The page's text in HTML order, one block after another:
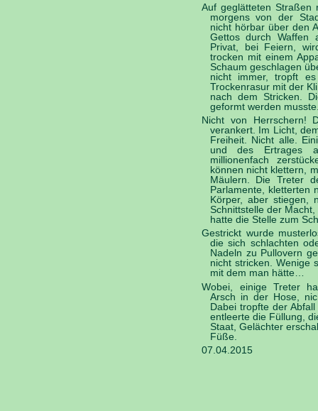
Auf geglätteten Straßen
morgens von der
nicht hörbar über den
Gettos durch Waffen
Privat, bei Feiern,
trocken mit einem
Schaum geschlagen
nicht immer, tropft
Trockenrasur mit der
nach dem Stricken.
geformt werden
Nicht von Herrschern!
verankert. Im Licht,
Freiheit. Nicht alle.
und des Ertrages
millionenfach
können nicht klettern,
Mäulern. Die Treter
Parlamente, kletterten
Körper, aber stiegen,
Schnittstelle der
hatte die Stelle zum
Gestrickt wurde
die sich schlachten
Nadeln zu Pullovern
nicht stricken. Wenige
mit dem man hätte…
Wobei, einige Treter
Arsch in der Hose,
Dabei tropfte der
entleerte die Füllung,
Staat, Gelächter
Füße.
07.04.2015